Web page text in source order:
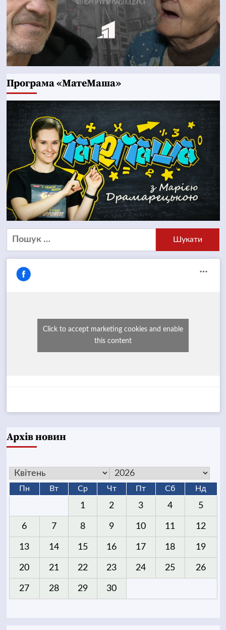
Програма «МатеМаша»
Пошук:
Click to accept marketing cookies and enable
this content
Архів новин
Пн Вт Ср Чт Пт Сб Нд
1 2 3 4 5
6 7 8 9 10 11 12
13 14 15 16 17 18 19
20 21 22 23 24 25 26
27 28 29 30